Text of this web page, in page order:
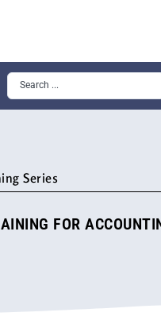
Series
FOR